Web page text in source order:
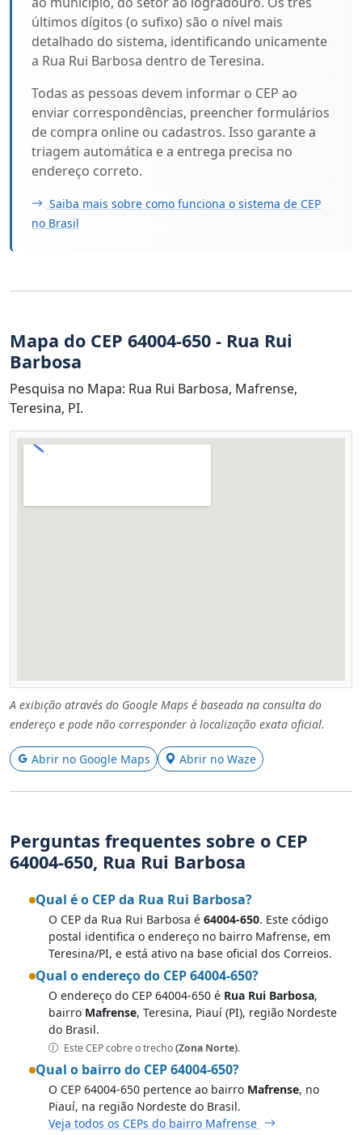
últimos dígitos (o sufixo) são o nível mais
detalhado do sistema, identificando unicamente
a Rua Rui Barbosa dentro de Teresina.
Todas as pessoas devem informar o CEP ao
enviar correspondências, preencher formulários
de compra online ou cadastros. Isso garante a
triagem automática e a entrega precisa no
endereço correto.
Saiba mais sobre como funciona o sistema de CEP
no Brasil
Mapa do CEP 64004-650 - Rua Rui
Barbosa
Pesquisa no Mapa: Rua Rui Barbosa, Mafrense,
Teresina, PI.
A exibição através do Google Maps é baseada na consulta do
endereço e pode não corresponder à localização exata oficial.
Abrir no Google Maps Abrir no Waze
Perguntas frequentes sobre o CEP
64004-650, Rua Rui Barbosa
Qual é o CEP da Rua Rui Barbosa?
O CEP da Rua Rui Barbosa é 64004-650. Este código
postal identifica o endereço no bairro Mafrense, em
Teresina/PI, e está ativo na base oficial dos Correios.
Qual o endereço do CEP 64004-650?
O endereço do CEP 64004-650 é Rua Rui Barbosa,
bairro Mafrense, Teresina, Piauí (PI), região Nordeste
do Brasil.
Este CEP cobre o trecho(Zona Norte).
Qual o bairro do CEP 64004-650?
O CEP 64004-650 pertence ao bairro Mafrense, no
Piauí, na região Nordeste do Brasil.
Veja todos os CEPs do bairro Mafrense